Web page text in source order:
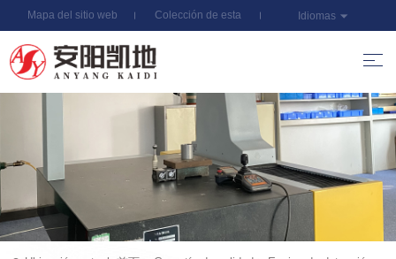
Mapa del sitio web Colección de esta Idiomas